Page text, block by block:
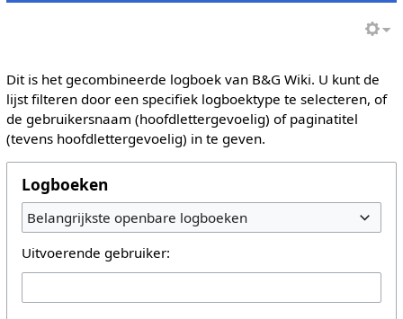
Dit is het gecombineerde logboek van B&G Wiki. U kunt de
lijst filteren door een specifiek logboektype te selecteren, of
de gebruikersnaam (hoofdlettergevoelig) of paginatitel
(tevens hoofdlettergevoelig) in te geven.
Logboeken
Belangrijkste openbare logboeken
Uitvoerende gebruiker: